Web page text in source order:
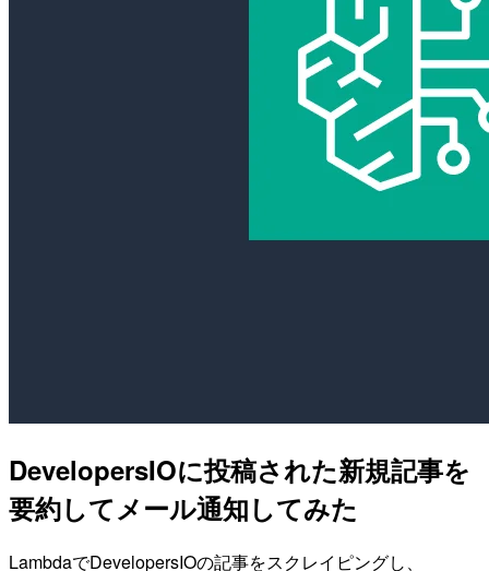
DevelopersIOに投稿された新規記事を
要約してメール通知してみた
LambdaでDevelopersIOの記事をスクレイピングし、